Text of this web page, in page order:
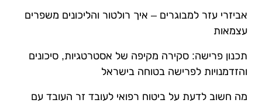
אביזרי עזר למבוגרים – איך רולטור והליכונים משפרים
עצמאות
תכנון פרישה: סקירה מקיפה של אסטרטגיות, סיכונים
והזדמנויות לפרישה בטוחה בישראל
מה חשוב לדעת על ביטוח רפואי לעובד זר העובד עם